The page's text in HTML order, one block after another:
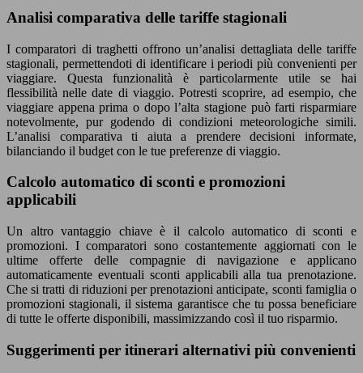
Analisi comparativa delle tariffe stagionali
I comparatori di traghetti offrono un’analisi dettagliata delle tariffe
stagionali, permettendoti di identificare i periodi più convenienti per
viaggiare. Questa funzionalità è particolarmente utile se hai
flessibilità nelle date di viaggio. Potresti scoprire, ad esempio, che
viaggiare appena prima o dopo l’alta stagione può farti risparmiare
notevolmente, pur godendo di condizioni meteorologiche simili.
L’analisi comparativa ti aiuta a prendere decisioni informate,
bilanciando il budget con le tue preferenze di viaggio.
Calcolo automatico di sconti e promozioni
applicabili
Un altro vantaggio chiave è il calcolo automatico di sconti e
promozioni. I comparatori sono costantemente aggiornati con le
ultime offerte delle compagnie di navigazione e applicano
automaticamente eventuali sconti applicabili alla tua prenotazione.
Che si tratti di riduzioni per prenotazioni anticipate, sconti famiglia o
promozioni stagionali, il sistema garantisce che tu possa beneficiare
di tutte le offerte disponibili, massimizzando così il tuo risparmio.
Suggerimenti per itinerari alternativi più convenienti